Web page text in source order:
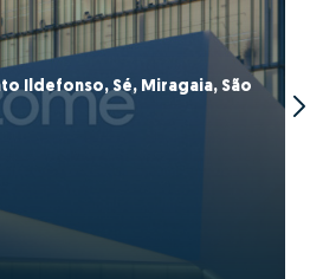
Ildefonso, Sé, Miragaia, São